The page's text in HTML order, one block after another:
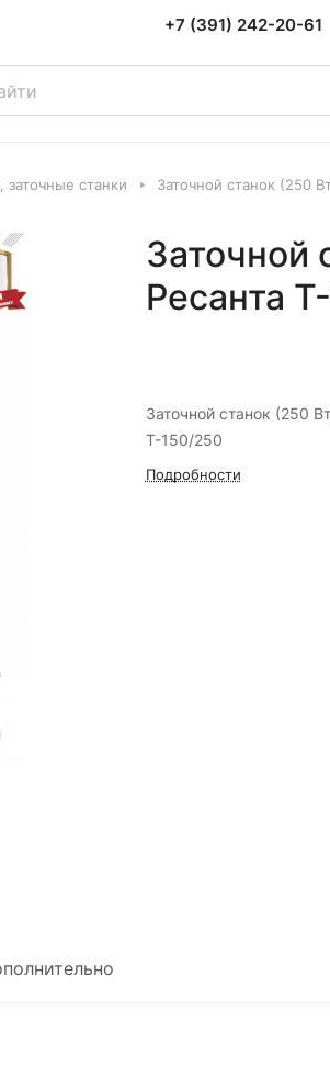
+7 (391) 242-20-61
станки Заточной станок (250
Заточной
Ресанта
Заточной станок (250
Т-150/250
Подробности